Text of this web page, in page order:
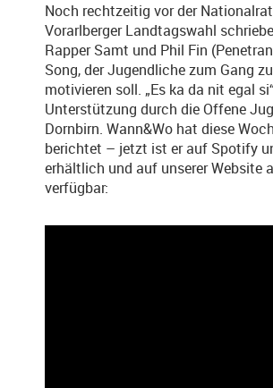
Noch rechtzeitig vor der
Vorarlberger Landtagswahl
Rapper Samt und Phil Fin
Song, der Jugendliche zum Gang
motivieren soll. „Es ka da nit egal
Unterstützung durch die Offene
Dornbirn. Wann&Wo hat diese
berichtet – jetzt ist er auf Spotify
erhältlich und auf unserer Website
verfügbar: